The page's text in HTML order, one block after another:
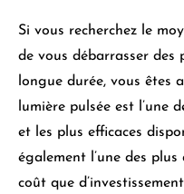
Si vous recherchez le
de vous débarrasser des
longue durée, vous êtes
lumière pulsée est l’une
et les plus efficaces
également l’une des
coût que